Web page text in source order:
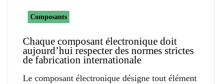
Composants
Chaque composant électronique doit
aujourd’hui respecter des normes strictes
de fabrication internationale
Le composant électronique désigne tout élément